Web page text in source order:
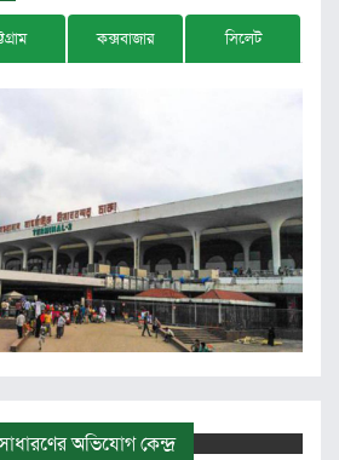
কক্সবাজার সিলেট
সাধারণের অভিযোগ কেন্দ্র